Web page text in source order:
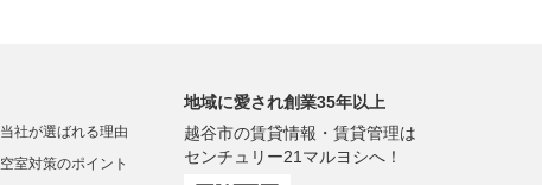
当社が選ばれる理由
空室対策のポイント
地域に愛され創業35年以上
越谷市の賃貸情報・賃貸管理は
センチュリー21マルヨシへ！